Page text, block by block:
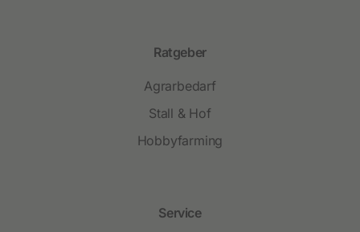
Ratgeber
Agrarbedarf
Stall & Hof
Hobbyfarming
Service